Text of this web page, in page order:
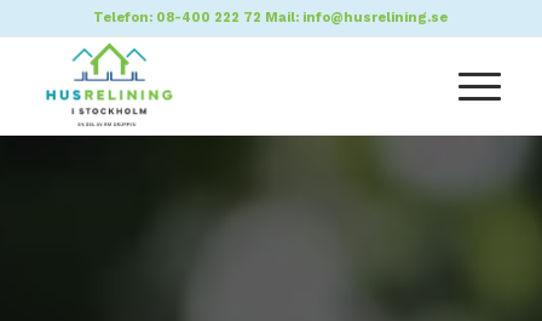
Telefon: 08-400 222 72 Mail: info@husrelining.se